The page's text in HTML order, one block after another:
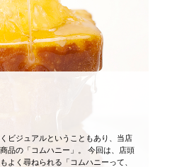
ビジュアルということもあり、当店
品の「コムハニー」。 今回は、店頭
よく尋ねられる「コムハニーって、